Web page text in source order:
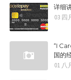
详细
03 四
“I
国的
01 八